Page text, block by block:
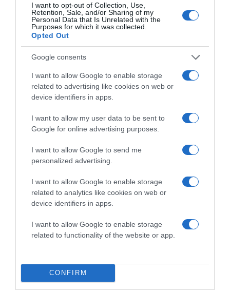
I want to opt-out of Collection, Use,
Retention, Sale, and/or Sharing of my
Personal Data that Is Unrelated with the
Purposes for which it was collected.
Opted Out
Google consents
I want to allow Google to enable storage
related to advertising like cookies on web or
device identifiers in apps.
I want to allow my user data to be sent to
Google for online advertising purposes.
I want to allow Google to send me
personalized advertising.
I want to allow Google to enable storage
related to analytics like cookies on web or
device identifiers in apps.
I want to allow Google to enable storage
related to functionality of the website or app.
CONFIRM
2026-08-09.
Citromos tiramisu recept limoncellóval